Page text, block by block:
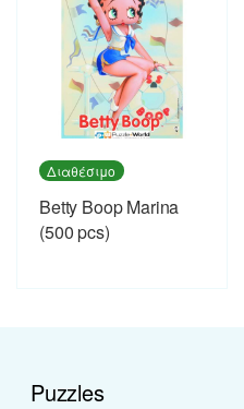
Διαθέσιμο
Betty Boop Marina
(500 pcs)
Puzzles